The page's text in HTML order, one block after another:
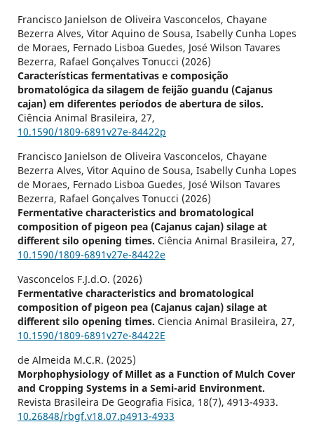
Francisco Janielson de Oliveira Vasconcelos, Chayane
Bezerra Alves, Vitor Aquino de Sousa, Isabelly Cunha Lopes
de Moraes, Fernado Lisboa Guedes, José Wilson Tavares
Bezerra, Rafael Gonçalves Tonucci (2026)
Características fermentativas e composição
bromatológica da silagem de feijão guandu (Cajanus
cajan) em diferentes períodos de abertura de silos.
Ciência Animal Brasileira, 27,
10.1590/1809-6891v27e-84422p
Francisco Janielson de Oliveira Vasconcelos, Chayane
Bezerra Alves, Vitor Aquino de Sousa, Isabelly Cunha Lopes
de Moraes, Fernado Lisboa Guedes, José Wilson Tavares
Bezerra, Rafael Gonçalves Tonucci (2026)
Fermentative characteristics and bromatological
composition of pigeon pea (Cajanus cajan) silage at
different silo opening times. Ciência Animal Brasileira, 27,
10.1590/1809-6891v27e-84422e
Vasconcelos F.J.d.O. (2026)
Fermentative characteristics and bromatological
composition of pigeon pea (Cajanus cajan) silage at
different silo opening times. Ciencia Animal Brasileira, 27,
10.1590/1809-6891v27e-84422E
de Almeida M.C.R. (2025)
Morphophysiology of Millet as a Function of Mulch Cover
and Cropping Systems in a Semi-arid Environment.
Revista Brasileira De Geografia Fisica, 18(7), 4913-4933.
10.26848/rbgf.v18.07.p4913-4933